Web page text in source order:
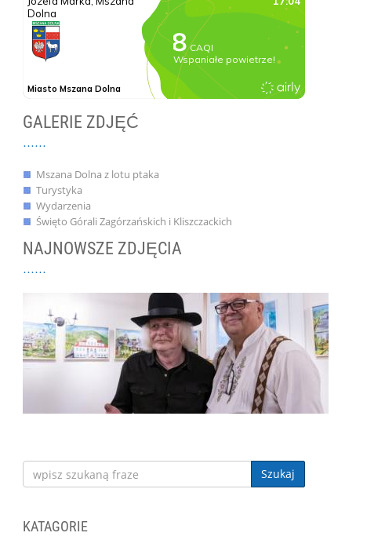
GALERIE ZDJĘĆ
Mszana Dolna z lotu ptaka
Turystyka
Wydarzenia
Święto Górali Zagórzańskich i Kliszczackich
NAJNOWSZE ZDJĘCIA
Szukaj
KATAGORIE